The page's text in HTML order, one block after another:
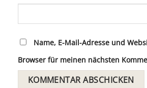
Name, E-Mail-Adresse und
Browser für meinen nächsten